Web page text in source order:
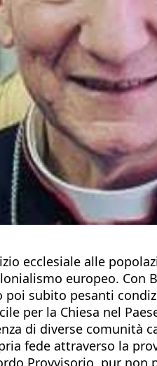
ecclesiale alle
europeo.
poi subito pesanti
per la Chiesa nel
di diverse
fede attraverso la
Provvisorio, pur